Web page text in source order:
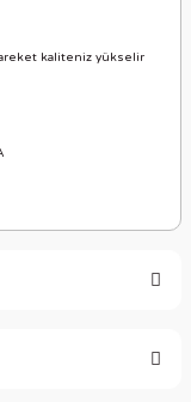
kaliteniz yükselir